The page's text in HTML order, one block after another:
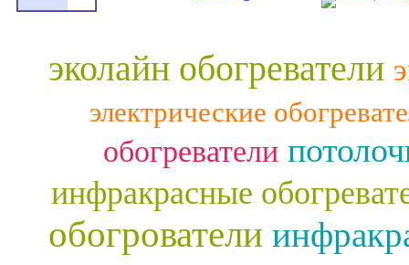
эколайн обогреватели
электрические
обогреватели
инфракрасные
обогрователи